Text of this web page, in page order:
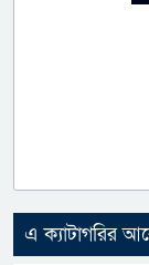
এ ক্যাটাগরির